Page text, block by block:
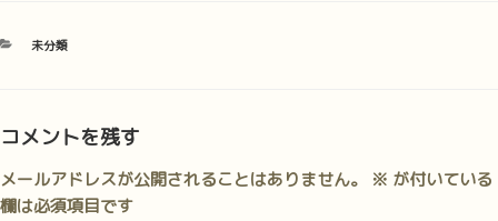
カ
ー
未分類
コメントを残す
メールアドレスが公開されることはありません。 ※ が付いている
欄は必須項目です